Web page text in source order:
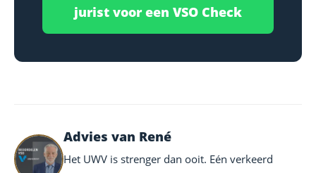
jurist voor een VSO Check
Advies van René
Het UWV is strenger dan ooit. Eén verkeerd